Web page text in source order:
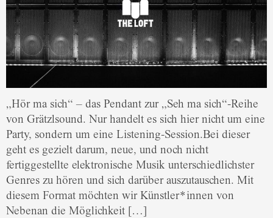
„Hör ma sich“ – das Pendant zur „Seh ma sich“-Reihe
von Grätzlsound. Nur handelt es sich hier nicht um eine
Party, sondern um eine Listening-Session.Bei dieser
geht es gezielt darum, neue, und noch nicht
fertiggestellte elektronische Musik unterschiedlichster
Genres zu hören und sich darüber auszutauschen. Mit
diesem Format möchten wir Künstler*innen von
Nebenan die Möglichkeit […]